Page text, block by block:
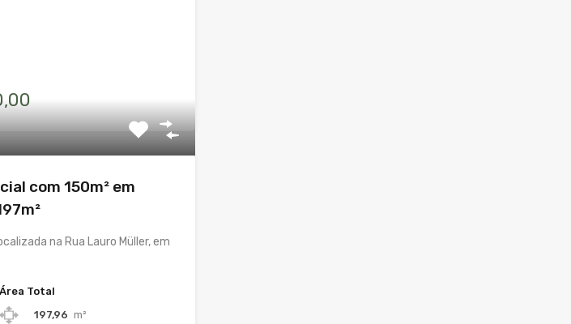
com 150m² em
na Rua Lauro Müller, em
Área Total
197,96 m²